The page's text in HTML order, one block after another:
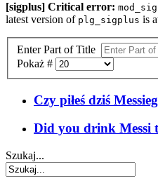
[sigplus] Critical error:
latest version of plg_sigplus is
Enter Part of Title
Pokaż #
Czy piłeś dziś
Did you drink Messi
Szukaj...